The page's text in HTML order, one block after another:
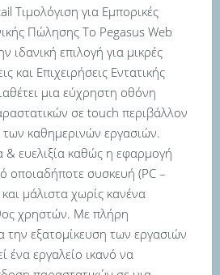
Τιμολόγιση για Εμπορικές
Πώλησης Το Pegasus Web
ιδανική επιλογή για μικρές
και Επιχειρήσεις Εντατικής
μια εύχρηστη οθόνη
σε touch περιβάλλον
καθημερινών εργασιών.
& ευελιξία καθώς η εφαρμογή
οποιαδήποτε συσκευή (PC –
μάλιστα χωρίς κανένα
χρηστών. Με πλήρη
την εξατομίκευση των εργασιών
ένα εργαλείο ικανό να